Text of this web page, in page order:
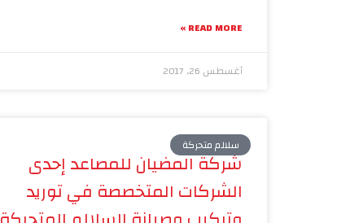
READ MORE »
أغسطس 26, 2017
سلالم متحركة
شركة المضيان للمصاعد إحدى
الشركات المتخصصة في توريد